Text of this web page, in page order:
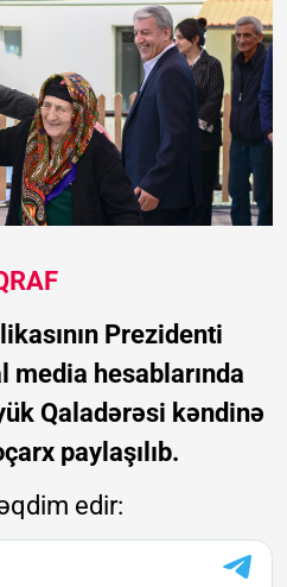
Prezidenti
hesablarında
Qaladərəsi kəndinə
paylaşılıb.
edir: